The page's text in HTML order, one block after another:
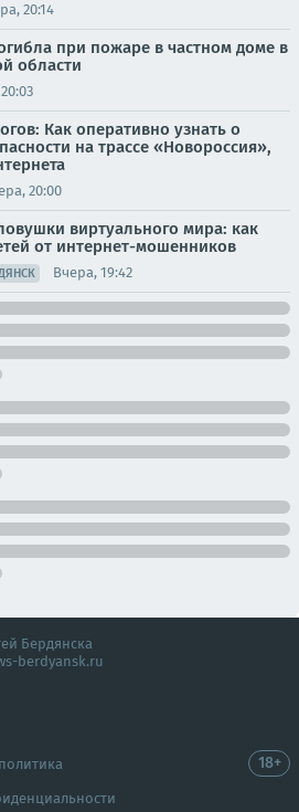
20:14
при пожаре в частном доме в
области
Как оперативно узнать о
на трассе «Новороссия»,
20:00
виртуального мира: как
от интернет-мошенников
Вчера, 19:42
Бердянска
berdyansk.ru
18+